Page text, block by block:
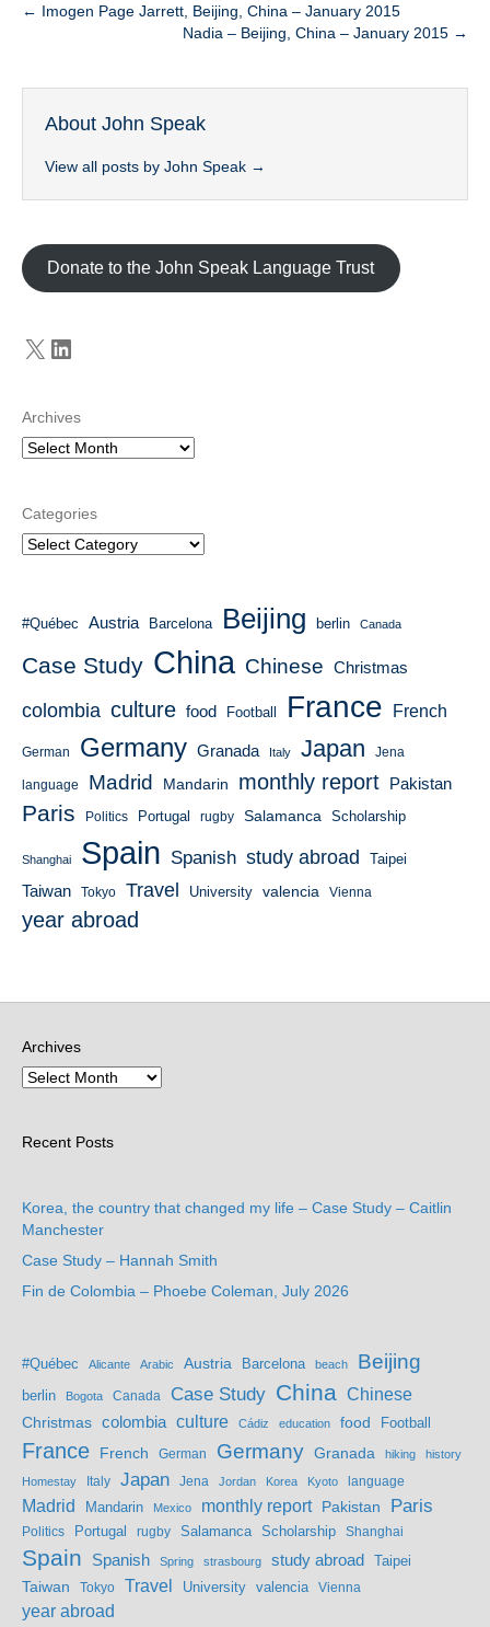
← Imogen Page Jarrett, Beijing, China – January 2015
Nadia – Beijing, China – January 2015 →
About John Speak
View all posts by John Speak →
Donate to the John Speak Language Trust
X LinkedIn
Archives
Categories
#Québec Austria Barcelona Beijing berlin Canada
Case Study China Chinese Christmas
colombia culture food Football France French
German Germany Granada Italy Japan Jena
language Madrid Mandarin monthly report Pakistan
Paris Politics Portugal rugby Salamanca Scholarship
Shanghai Spain Spanish study abroad Taipei
Taiwan Tokyo Travel University valencia Vienna
year abroad
Archives
Recent Posts
Korea, the country that changed my life – Case Study – Caitlin
Manchester
Case Study – Hannah Smith
Fin de Colombia – Phoebe Coleman, July 2026
#Québec Alicante Arabic Austria Barcelona beach Beijing
berlin Bogota Canada Case Study China Chinese
Christmas colombia culture Cádiz education food Football
France French German Germany Granada hiking history
Homestay Italy Japan Jena Jordan Korea Kyoto language
Madrid Mandarin Mexico monthly report Pakistan Paris
Politics Portugal rugby Salamanca Scholarship Shanghai
Spain Spanish Spring strasbourg study abroad Taipei
Taiwan
Tokyo Travel University valencia Vienna
year abroad